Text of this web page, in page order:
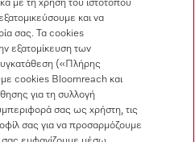
με τη χρήση του ιστότοπου
και να
σας. Τα cookies
εξατομίκευση των
(«Πλήρης
cookies Bloomreach και
για τη συλλογή
σας ως χρήστη, τις
σας για να προσαρμόζουμε